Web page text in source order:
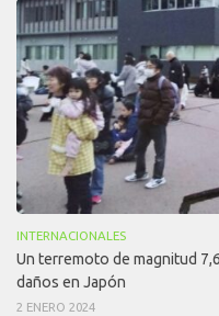
INTERNACIONALES
Un terremoto de magnitud
daños en Japón
2 ENERO 2024